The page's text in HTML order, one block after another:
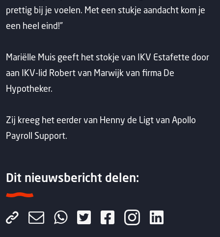
prettig bij je voelen. Met een stukje aandacht kom je
een heel eind!”
Mariëlle Muis geeft het stokje van IKV Estafette door
aan IKV-lid Robert van Marwijk van firma De
Hypotheker.
Zij kreeg het eerder van Henny de Ligt van Apollo
Payroll Support.
Dit nieuwsbericht delen: